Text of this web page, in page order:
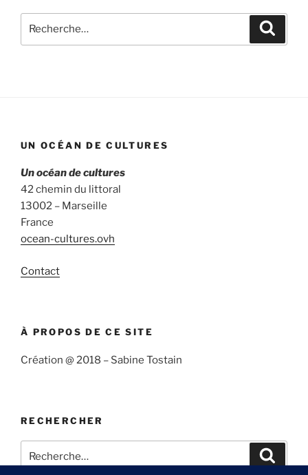
pour
UN OCÉAN DE CULTURES
Un océan de cultures
42 chemin du littoral
13002 – Marseille
France
ocean-cultures.ovh
Contact
À PROPOS DE CE SITE
Création @ 2018 – Sabine Tostain
RECHERCHER
pour